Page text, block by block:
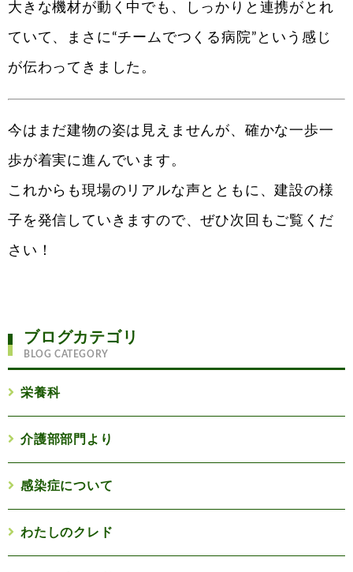
大きな機材が動く中でも、しっかりと連携がとれ
ていて、まさに“チームでつくる病院”という感じ
が伝わってきました。
今はまだ建物の姿は見えませんが、確かな一歩一
歩が着実に進んでいます。
これからも現場のリアルな声とともに、建設の様
子を発信していきますので、ぜひ次回もご覧くだ
さい！
ブログカテゴリ
BLOG CATEGORY
栄養科
介護部部門より
感染症について
わたしのクレド